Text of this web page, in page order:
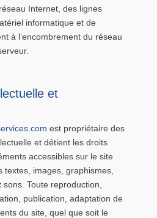
Internet, des lignes
informatique et de
à l’encombrement du réseau
et
est propriétaire des
et détient les droits
accessibles sur le site
textes, images, graphismes,
Toute reproduction,
publication, adaptation de
du site, quel que soit le